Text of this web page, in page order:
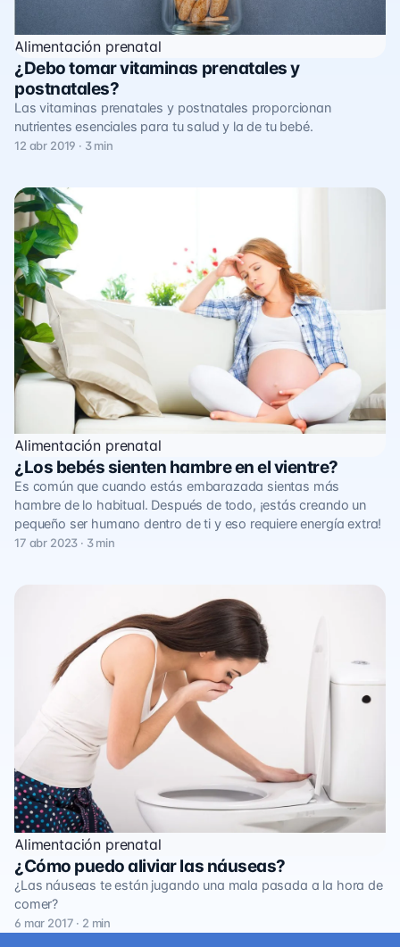
Alimentación prenatal
¿Debo tomar vitaminas prenatales y
postnatales?
Las vitaminas prenatales y postnatales proporcionan
nutrientes esenciales para tu salud y la de tu bebé.
12 abr 2019 · 3 min
Alimentación prenatal
¿Los bebés sienten hambre en el vientre?
Es común que cuando estás embarazada sientas más
hambre de lo habitual. Después de todo, ¡estás creando un
pequeño ser humano dentro de ti y eso requiere energía extra!
17 abr 2023 · 3 min
Alimentación prenatal
¿Cómo puedo aliviar las náuseas?
¿Las náuseas te están jugando una mala pasada a la hora de
comer?
6 mar 2017 · 2 min